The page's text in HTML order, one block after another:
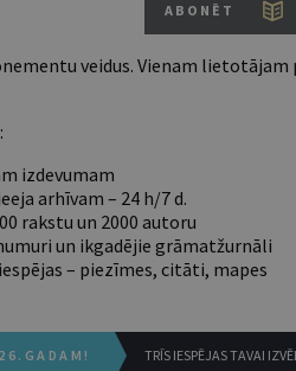
ABONĒT
veidus. Vienam
izdevumam
arhīvam – 24 h/7 d.
rakstu un 2000 autoru
un ikgadējie grāmatžurnāli
– piezīmes, citāti, mapes
TRĪS IESPĒJAS TAVAI